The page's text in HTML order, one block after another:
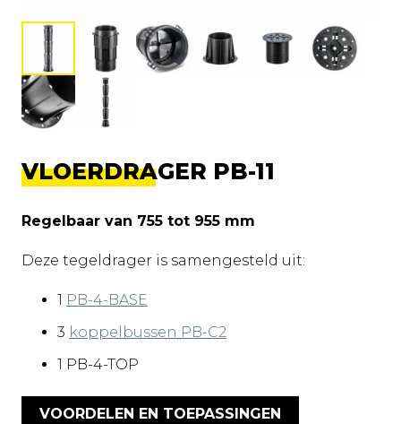
VLOERDRAGER PB-11
Regelbaar van 755 tot 955 mm
Deze tegeldrager is samengesteld uit:
1 PB-4-BASE
3 koppelbussen PB-C2
1 PB-4-TOP
VOORDELEN EN TOEPASSINGEN